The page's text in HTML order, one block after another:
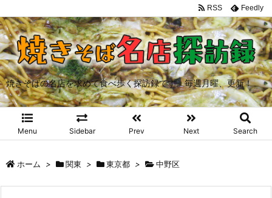
焼きそばの名店を求めて食べ歩く探訪録です。毎週月曜、更新！
Menu Sidebar Prev Next Search
RSS Feedly
ホーム > 関東 > 東京都 > 中野区